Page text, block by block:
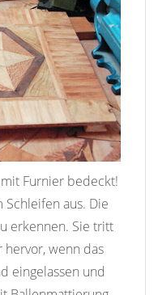
Furnier bedeckt!
aus. Die
erkennen. Sie tritt
wenn das
eingelassen und